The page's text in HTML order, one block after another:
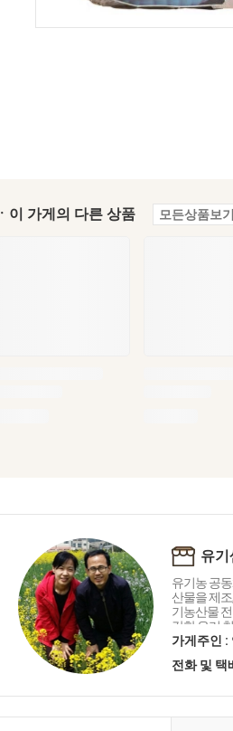
ㆍ이 가게의 다른 상품 모든상품보
유기
유기농 공
산물을 제
기농산물
강한 우리
는 생명 중
곧은 친환
주는 제품
가게주인 :
전화 및 택